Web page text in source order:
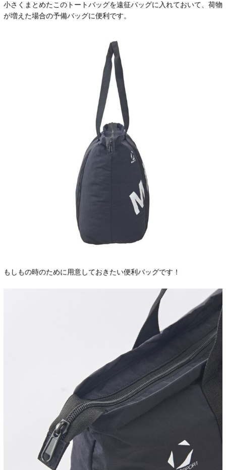
小さくまとめたこのトートバッグを遠征バッグに入れておいて、荷物
が増えた場合の予備バッグに便利です。
もしもの時のために用意しておきたい便利バッグです！